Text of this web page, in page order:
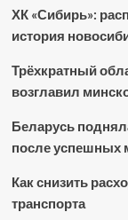
ХК «Сибирь»:
история
Трёхкратный
возглавил
Беларусь
после успешных
Как снизить
транспорта